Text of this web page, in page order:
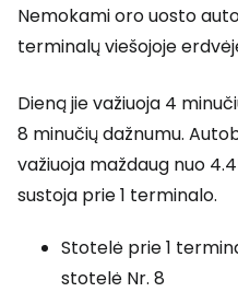
Nemokami oro uosto
terminalų viešojoje
Dieną jie važiuoja 4
8 minučių dažnumu.
važiuoja maždaug nuo
sustoja prie 1 terminalo.
Stotelė prie 1
stotelė Nr. 8